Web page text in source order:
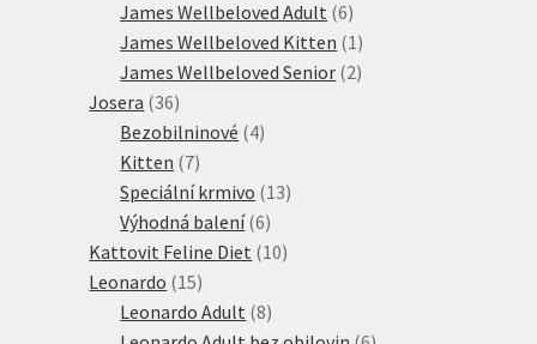
produktů
James Wellbeloved Adult 66
produktů
James Wellbeloved Kitten 1 1
produkt
James Wellbeloved Senior 22
Josera 3636
produktů
Bezobilninové 44
Kitten 77
produktů
Speciální krmivo 1313
Výhodná balení 66
produktů
Kattovit Feline Diet 1010
Leonardo 1515
produktů
Leonardo Adult 88